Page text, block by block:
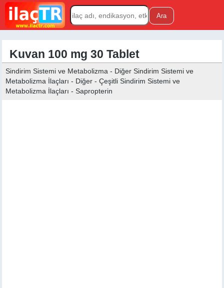
Kuvan 100 mg 30 Tablet
Sindirim Sistemi ve Metabolizma - Diğer Sindirim Sistemi ve
Metabolizma İlaçları - Diğer - Çeşitli Sindirim Sistemi ve
Metabolizma İlaçları - Sapropterin